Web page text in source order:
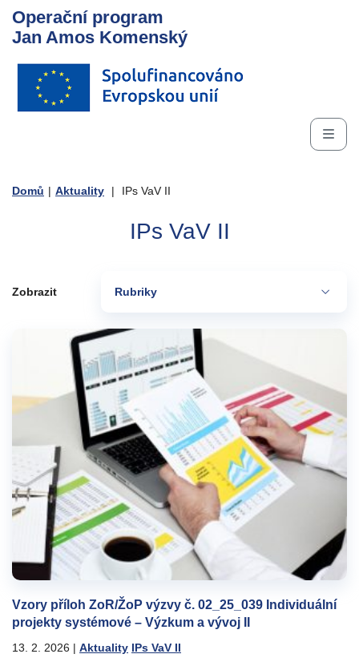
Operační program
Jan Amos Komenský
Domů | Aktuality | IPs VaV II
IPs VaV II
Zobrazit Rubriky
Vzory příloh ZoR/ŽoP výzvy č. 02_25_039 Individuální
projekty systémové – Výzkum a vývoj II
13. 2. 2026 | Aktuality IPs VaV II